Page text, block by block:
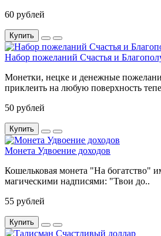
60 рублей
Купить
Набор пожеланий Счастья и
Монетки, нецке и денежные
приклеить на любую поверхность
50 рублей
Купить
Монета Удвоение доходов
Кошельковая монета "На богатство"
магическими надписями: "Твои до..
55 рублей
Купить